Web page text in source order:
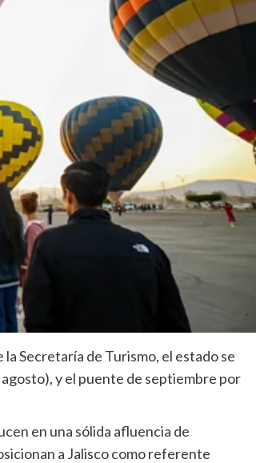
Secretaría de Turismo, el estado se
y el puente de septiembre por
en una sólida afluencia de
a Jalisco como referente